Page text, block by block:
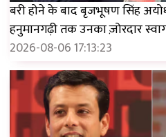
बरी होने के बाद बृजभूषण सिंह
हनुमानगढ़ी तक उनका ज़ोरदार
2026-08-06 17:13:23